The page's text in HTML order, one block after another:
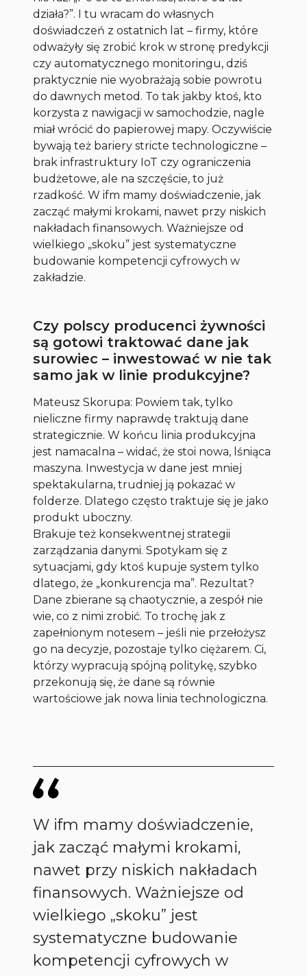
działa?”. I tu wracam do własnych
doświadczeń z ostatnich lat – firmy, które
odważyły się zrobić krok w stronę predykcji
czy automatycznego monitoringu, dziś
praktycznie nie wyobrażają sobie powrotu
do dawnych metod. To tak jakby ktoś, kto
korzysta z nawigacji w samochodzie, nagle
miał wrócić do papierowej mapy. Oczywiście
bywają też bariery stricte technologiczne –
brak infrastruktury IoT czy ograniczenia
budżetowe, ale na szczęście, to już
rzadkość. W ifm mamy doświadczenie, jak
zacząć małymi krokami, nawet przy niskich
nakładach finansowych. Ważniejsze od
wielkiego „skoku” jest systematyczne
budowanie kompetencji cyfrowych w
zakładzie.
Czy polscy producenci żywności
są gotowi traktować dane jak
surowiec – inwestować w nie tak
samo jak w linie produkcyjne?
Mateusz Skorupa: Powiem tak, tylko
nieliczne firmy naprawdę traktują dane
strategicznie. W końcu linia produkcyjna
jest namacalna – widać, że stoi nowa, lśniąca
maszyna. Inwestycja w dane jest mniej
spektakularna, trudniej ją pokazać w
folderze. Dlatego często traktuje się je jako
produkt uboczny.
Brakuje też konsekwentnej strategii
zarządzania danymi. Spotykam się z
sytuacjami, gdy ktoś kupuje system tylko
dlatego, że „konkurencja ma”. Rezultat?
Dane zbierane są chaotycznie, a zespół nie
wie, co z nimi zrobić. To trochę jak z
zapełnionym notesem – jeśli nie przełożysz
go na decyzje, pozostaje tylko ciężarem. Ci,
którzy wypracują spójną politykę, szybko
przekonują się, że dane są równie
wartościowe jak nowa linia technologiczna.
W ifm mamy doświadczenie,
jak zacząć małymi krokami,
nawet przy niskich nakładach
finansowych. Ważniejsze od
wielkiego „skoku” jest
systematyczne budowanie
kompetencji cyfrowych w